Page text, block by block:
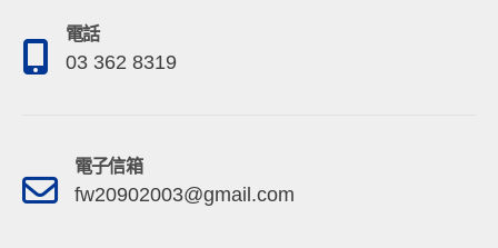
電話
03 362 8319
電子信箱
fw20902003@gmail.com